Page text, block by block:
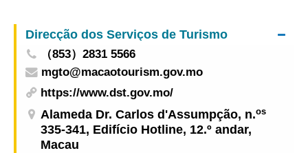
a partir de hoje
Direcção dos Serviços de Turismo
（853）2831 5566
mgto@macaotourism.gov.mo
https://www.dst.gov.mo/
Alameda Dr. Carlos d'Assumpção, n.os
335-341, Edifício Hotline, 12.º andar,
Macau